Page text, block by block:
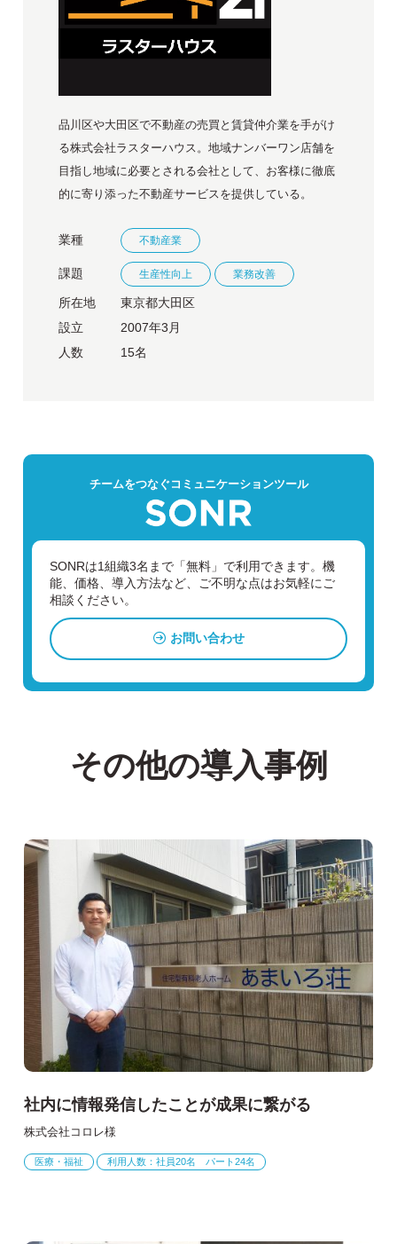
品川区や大田区で不動産の売買と賃貸仲介業を手がけ
る株式会社ラスターハウス。地域ナンバーワン店舗を
目指し地域に必要とされる会社として、お客様に徹底
的に寄り添った不動産サービスを提供している。
業種 不動産業
課題 生産性向上 業務改善
所在地
東京都大田区
設立
2007年3月
人数
15名
チームをつなぐコミュニケーションツール
SONRは1組織3名まで「無料」で利用できます。機
能、価格、導入方法など、ご不明な点はお気軽にご
相談ください。
お問い合わせ
その他の導入事例
社内に情報発信したことが成果に繋がる
株式会社コロレ様
医療・福祉 利用人数：社員20名 パート24名